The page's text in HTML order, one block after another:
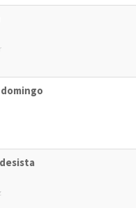
domingo